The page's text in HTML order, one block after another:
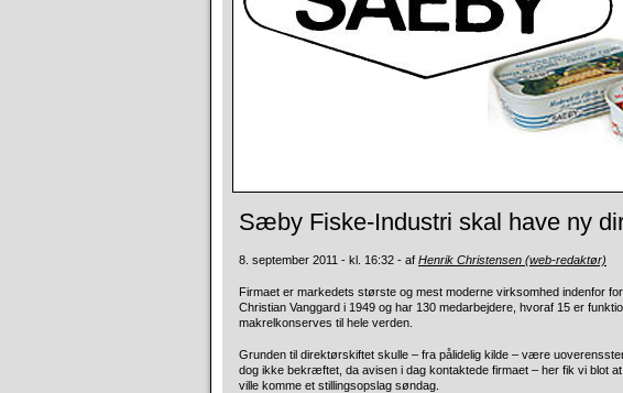
Sæby Fiske-Industri skal have ny
8. september 2011 - kl. 16:32 - af Henrik Christensen (web-redaktør)
Firmaet er markedets største og mest moderne virksomhed indenfor
Christian Vanggard i 1949 og har 130 medarbejdere, hvoraf 15 er
makrelkonserves til hele verden.
Grunden til direktørskiftet skulle – fra pålidelig kilde – være
dog ikke bekræftet, da avisen i dag kontaktede firmaet – her fik vi blot
ville komme et stillingsopslag søndag.